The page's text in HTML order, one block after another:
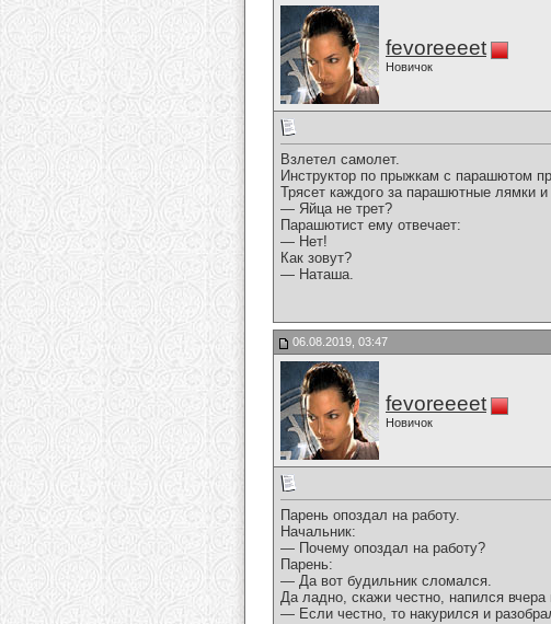
fevoreeeet
Новичок
Взлетел самолет.
Инструктор по прыжкам с парашютом
Трясет каждого за парашютные лямки
— Яйца не трет?
Парашютист ему отвечает:
— Нет!
Как зовут?
— Наташа.
06.08.2019, 03:47
fevoreeeet
Новичок
Парень опоздал на работу.
Начальник:
— Почему опоздал на работу?
Парень:
— Да вот будильник сломался.
Да ладно, скажи честно, напился вчера
— Если честно, то накурился и